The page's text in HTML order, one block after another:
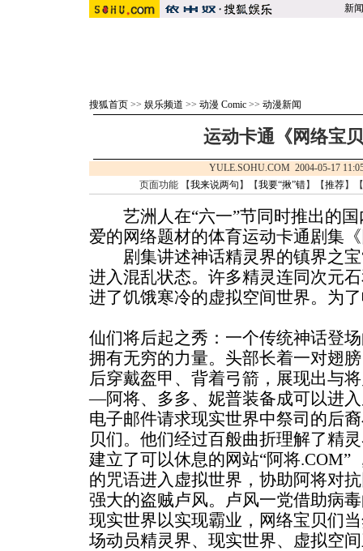
新闻
搜狐首页 >> 娱乐频道 >> 动漫 Comic >> 动漫新闻
运动卡通《网络宝
YULE.SOHU.COM 2004-05-17
页面功能 【我来说两句 】【我要“揪”错】【推荐】
艺洲人在“六一”节同时推出的国
爱的网络题材的体育运动卡通剧集
剧集讲述神话精灵界的镇界之宝
进入混乱状态。许多精灵连同次元
进了饥饿寒冷的虚拟空间世界。为
仙们将后起之秀：一个传统神话登
拥有无穷的力量。头部长着一对翅
后穿戴盔甲、背着弓箭，展现出与
—阿将、多多、妮普装备成可以进
电子邮件请求现实世界中祭司的后
贝们。他们经过百般曲折理解了精
建立了可以休息的网站“阿将.COM”
的咒语进入虚拟世界，协助阿将对
强大的盗贼卢风。卢风一党借助病
现实世界以实现霸业，网络宝贝们
场动员精灵界、现实世界、虚拟空